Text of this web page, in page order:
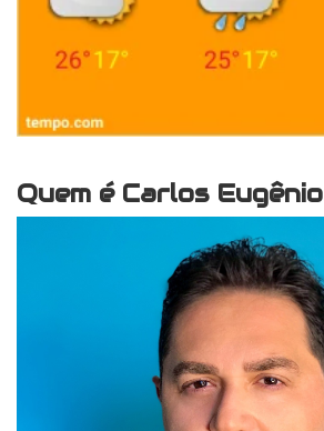
Quem é Carlos Eugênio